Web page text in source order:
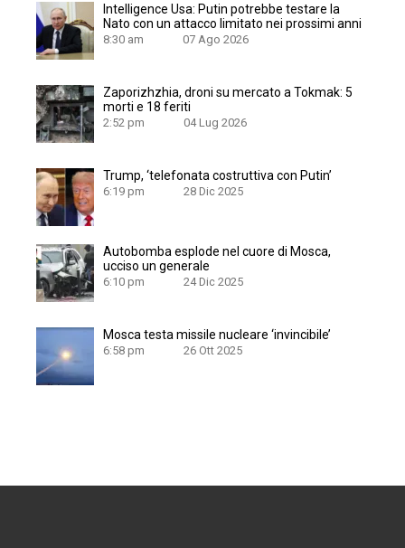
Intelligence Usa: Putin potrebbe testare la
Nato con un attacco limitato nei prossimi anni
8:30 am 07 Ago 2026
Zaporizhzhia, droni su mercato a Tokmak: 5
morti e 18 feriti
2:52 pm 04 Lug 2026
Trump, ‘telefonata costruttiva con Putin’
6:19 pm 28 Dic 2025
Autobomba esplode nel cuore di Mosca,
ucciso un generale
6:10 pm 24 Dic 2025
Mosca testa missile nucleare ‘invincibile’
6:58 pm 26 Ott 2025